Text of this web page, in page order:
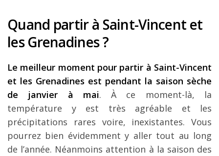
Quand partir à Saint-Vincent et
les Grenadines ?
Le meilleur moment pour partir à Saint-Vincent
et les Grenadines est pendant la saison sèche
de janvier à mai. À ce moment-là, la
température y est très agréable et les
précipitations rares voire, inexistantes. Vous
pourrez bien évidemment y aller tout au long
de l’année. Néanmoins attention à la saison des